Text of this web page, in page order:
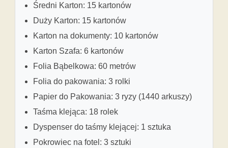
Średni Karton: 15 kartonów
Duży Karton: 15 kartonów
Karton na dokumenty: 10 kartonów
Karton Szafa: 6 kartonów
Folia Bąbelkowa: 60 metrów
Folia do pakowania: 3 rolki
Papier do Pakowania: 3 ryzy (1440 arkuszy)
Taśma klejąca: 18 rolek
Dyspenser do taśmy klejącej: 1 sztuka
Pokrowiec na fotel: 3 sztuki